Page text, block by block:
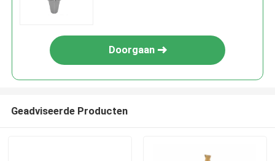
Doorgaan
Geadviseerde Producten